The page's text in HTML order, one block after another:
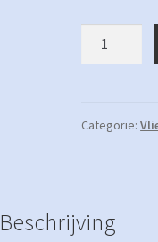
8091
Categorie:
Beschrijving